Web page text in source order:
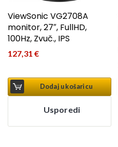
ViewSonic VG2708A
monitor, 27″, FullHD,
100Hz, Zvuč., IPS
127,31 €
Dodaj u košaricu
Usporedi